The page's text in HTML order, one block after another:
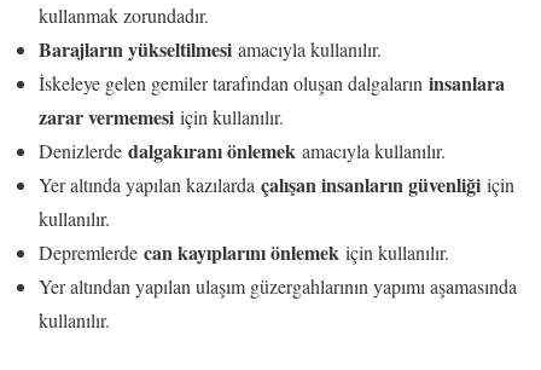
kullanmak zorundadır.
Barajların yükseltilmesi amacıyla kullanılır.
İskeleye gelen gemiler tarafından oluşan dalgaların insanlara
zarar vermemesi için kullanılır.
Denizlerde dalgakıranı önlemek amacıyla kullanılır.
Yer altında yapılan kazılarda çalışan insanların güvenliği için
kullanılır.
Depremlerde can kayıplarını önlemek için kullanılır.
Yer altından yapılan ulaşım güzergahlarının yapımı aşamasında
kullanılır.